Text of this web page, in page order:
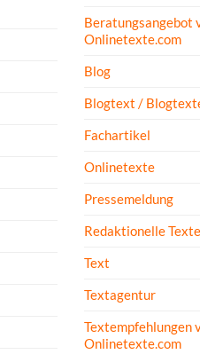
Beratungsangebot
Onlinetexte.com
Blog
Blogtext /
Fachartikel
Onlinetexte
Pressemeldung
Redaktionelle Texte
Text
Textagentur
Textempfehlungen
Onlinetexte.com